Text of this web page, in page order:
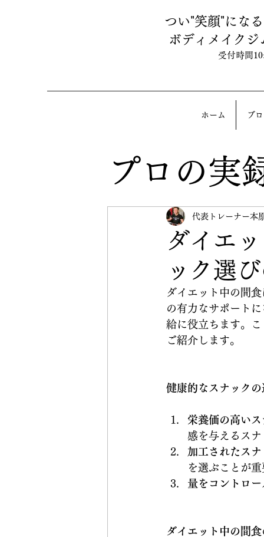
つい"笑顔"にな
ボディメイクジ
受付時間
ホーム ブ
プロの実
ダイエ
ック選
代表トレーナー本
ダイエット中の間
の有力なサポート
給に役立ちます。
ご紹介します。
健康的なスナックの
栄養価の高い
感を与えるス
加工されたス
を選ぶことが
量をコントロ
ダイエット中の間